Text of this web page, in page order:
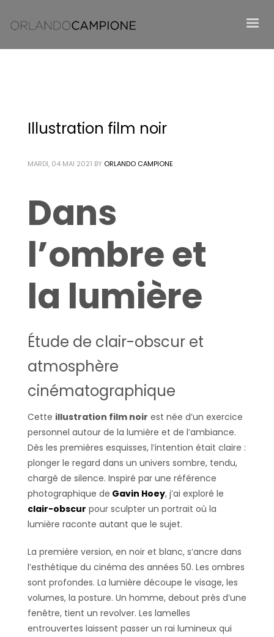
Illustration film noir
MARDI, 04 MAI 2021 BY ORLANDO CAMPIONE
Dans
l’ombre et
la lumière
Étude de clair-obscur et
atmosphère
cinématographique
Cette illustration film noir est née d’un exercice
personnel autour de la lumière et de l’ambiance.
Dès les premières esquisses, l’intention était claire :
plonger le regard dans un univers sombre, tendu,
chargé de silence. Inspiré par une référence
photographique de Gavin Hoey, j’ai exploré le
clair-obscur pour sculpter un portrait où la
lumière raconte autant que le sujet.
La première version, en noir et blanc, s’ancre dans
l’esthétique du cinéma des années 50. Les ombres
sont profondes. La lumière découpe le visage, les
volumes, la posture. Un homme, debout près d’une
fenêtre, tient un revolver. Les lamelles
entrouvertes laissent passer un rai lumineux qui